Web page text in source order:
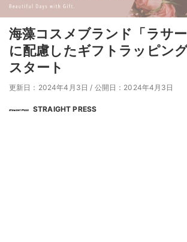
海藻コスメブランド「ラサ
に配慮したギフトラッピン
スタート
更新日：2024年4月3日 / 公開日：2024年4月3日
STRAIGHT PRESS